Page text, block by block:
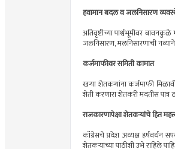
हवामान बदल व जलनिसारण
अतिवृष्टीच्या पार्श्वभूमीवर
जलनिसारण, मलनिसारणाची
कर्जमाफीवर समिती कामात
खऱ्या शेतकऱ्यांना कर्जमाफी
शेती करणारा शेतकरी मदतीस
राजकारणापेक्षा शेतकऱ्यांचे हित
कॉंग्रेसचे प्रदेश अध्यक्ष हर्षवर्धन
शेतकऱ्यांच्या पाठीशी उभे राहिले